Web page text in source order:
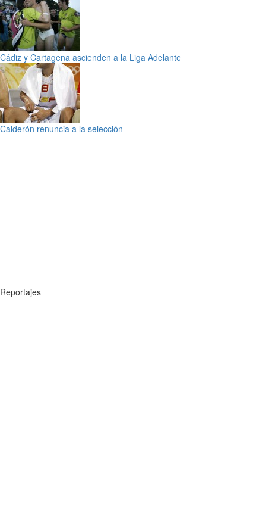
Cádiz y Cartagena ascienden a la Liga Adelante
Calderón renuncia a la selección
Reportajes